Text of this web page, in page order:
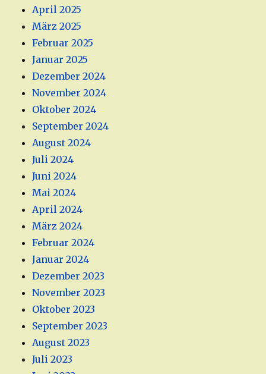
April 2025
März 2025
Februar 2025
Januar 2025
Dezember 2024
November 2024
Oktober 2024
September 2024
August 2024
Juli 2024
Juni 2024
Mai 2024
April 2024
März 2024
Februar 2024
Januar 2024
Dezember 2023
November 2023
Oktober 2023
September 2023
August 2023
Juli 2023